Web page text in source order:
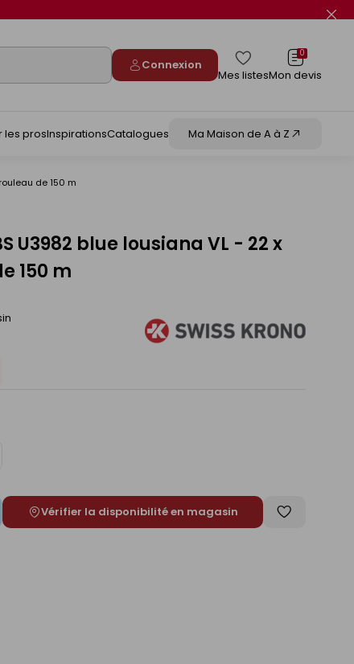
Connexion
Mes listes
0
Mon devis
les prosInspirationsCatalogues Ma Maison de A à Z
de 150 m
U3982 blue lousiana VL - 22 x
150 m
Vérifier la disponibilité en magasin
Enregistrer